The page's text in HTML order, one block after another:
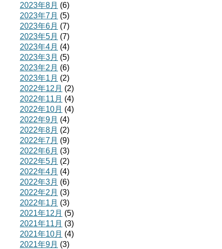
2023年8月 (6)
2023年7月 (5)
2023年6月 (7)
2023年5月 (7)
2023年4月 (4)
2023年3月 (5)
2023年2月 (6)
2023年1月 (2)
2022年12月 (2)
2022年11月 (4)
2022年10月 (4)
2022年9月 (4)
2022年8月 (2)
2022年7月 (9)
2022年6月 (3)
2022年5月 (2)
2022年4月 (4)
2022年3月 (6)
2022年2月 (3)
2022年1月 (3)
2021年12月 (5)
2021年11月 (3)
2021年10月 (4)
2021年9月 (3)